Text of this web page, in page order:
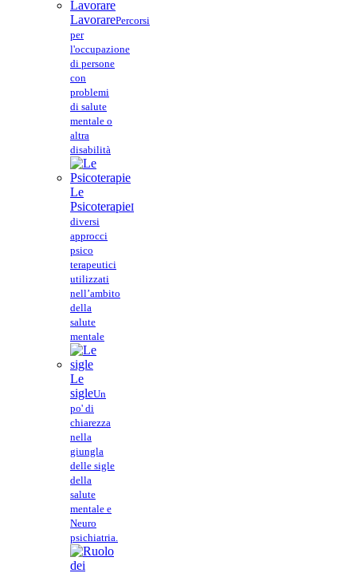
LavorarePercorsi
per
l'occupazione
di persone
con
problemi
di salute
mentale o
altra
disabilità
Le
PsicoterapieI
diversi
approcci
psico
terapeutici
utilizzati
nell’ambito
della
salute
mentale
Le
sigleUn
po' di
chiarezza
nella
giungla
delle sigle
della
salute
mentale e
Neuro
psichiatria.